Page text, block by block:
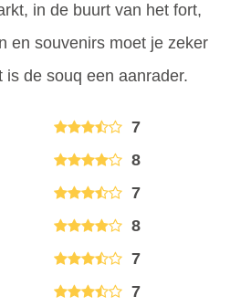
in de buurt van het fort,
en souvenirs moet je zeker
is de souq een aanrader.
7
8
7
8
7
7